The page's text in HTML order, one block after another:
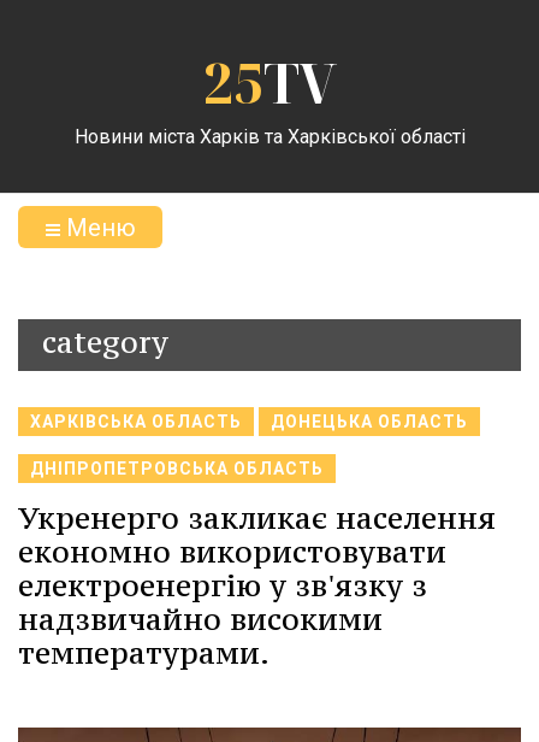
25TV
Новини міста Харків та Харківської області
Меню
category
ХАРКІВСЬКА ОБЛАСТЬ ДОНЕЦЬКА ОБЛАСТЬ
ДНІПРОПЕТРОВСЬКА ОБЛАСТЬ
Укренерго закликає населення
економно використовувати
електроенергію у зв'язку з
надзвичайно високими
температурами.